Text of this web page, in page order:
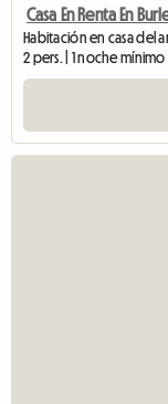
Casa En Renta En
Habitación en casa del
2 pers. | 1 noche mínimo